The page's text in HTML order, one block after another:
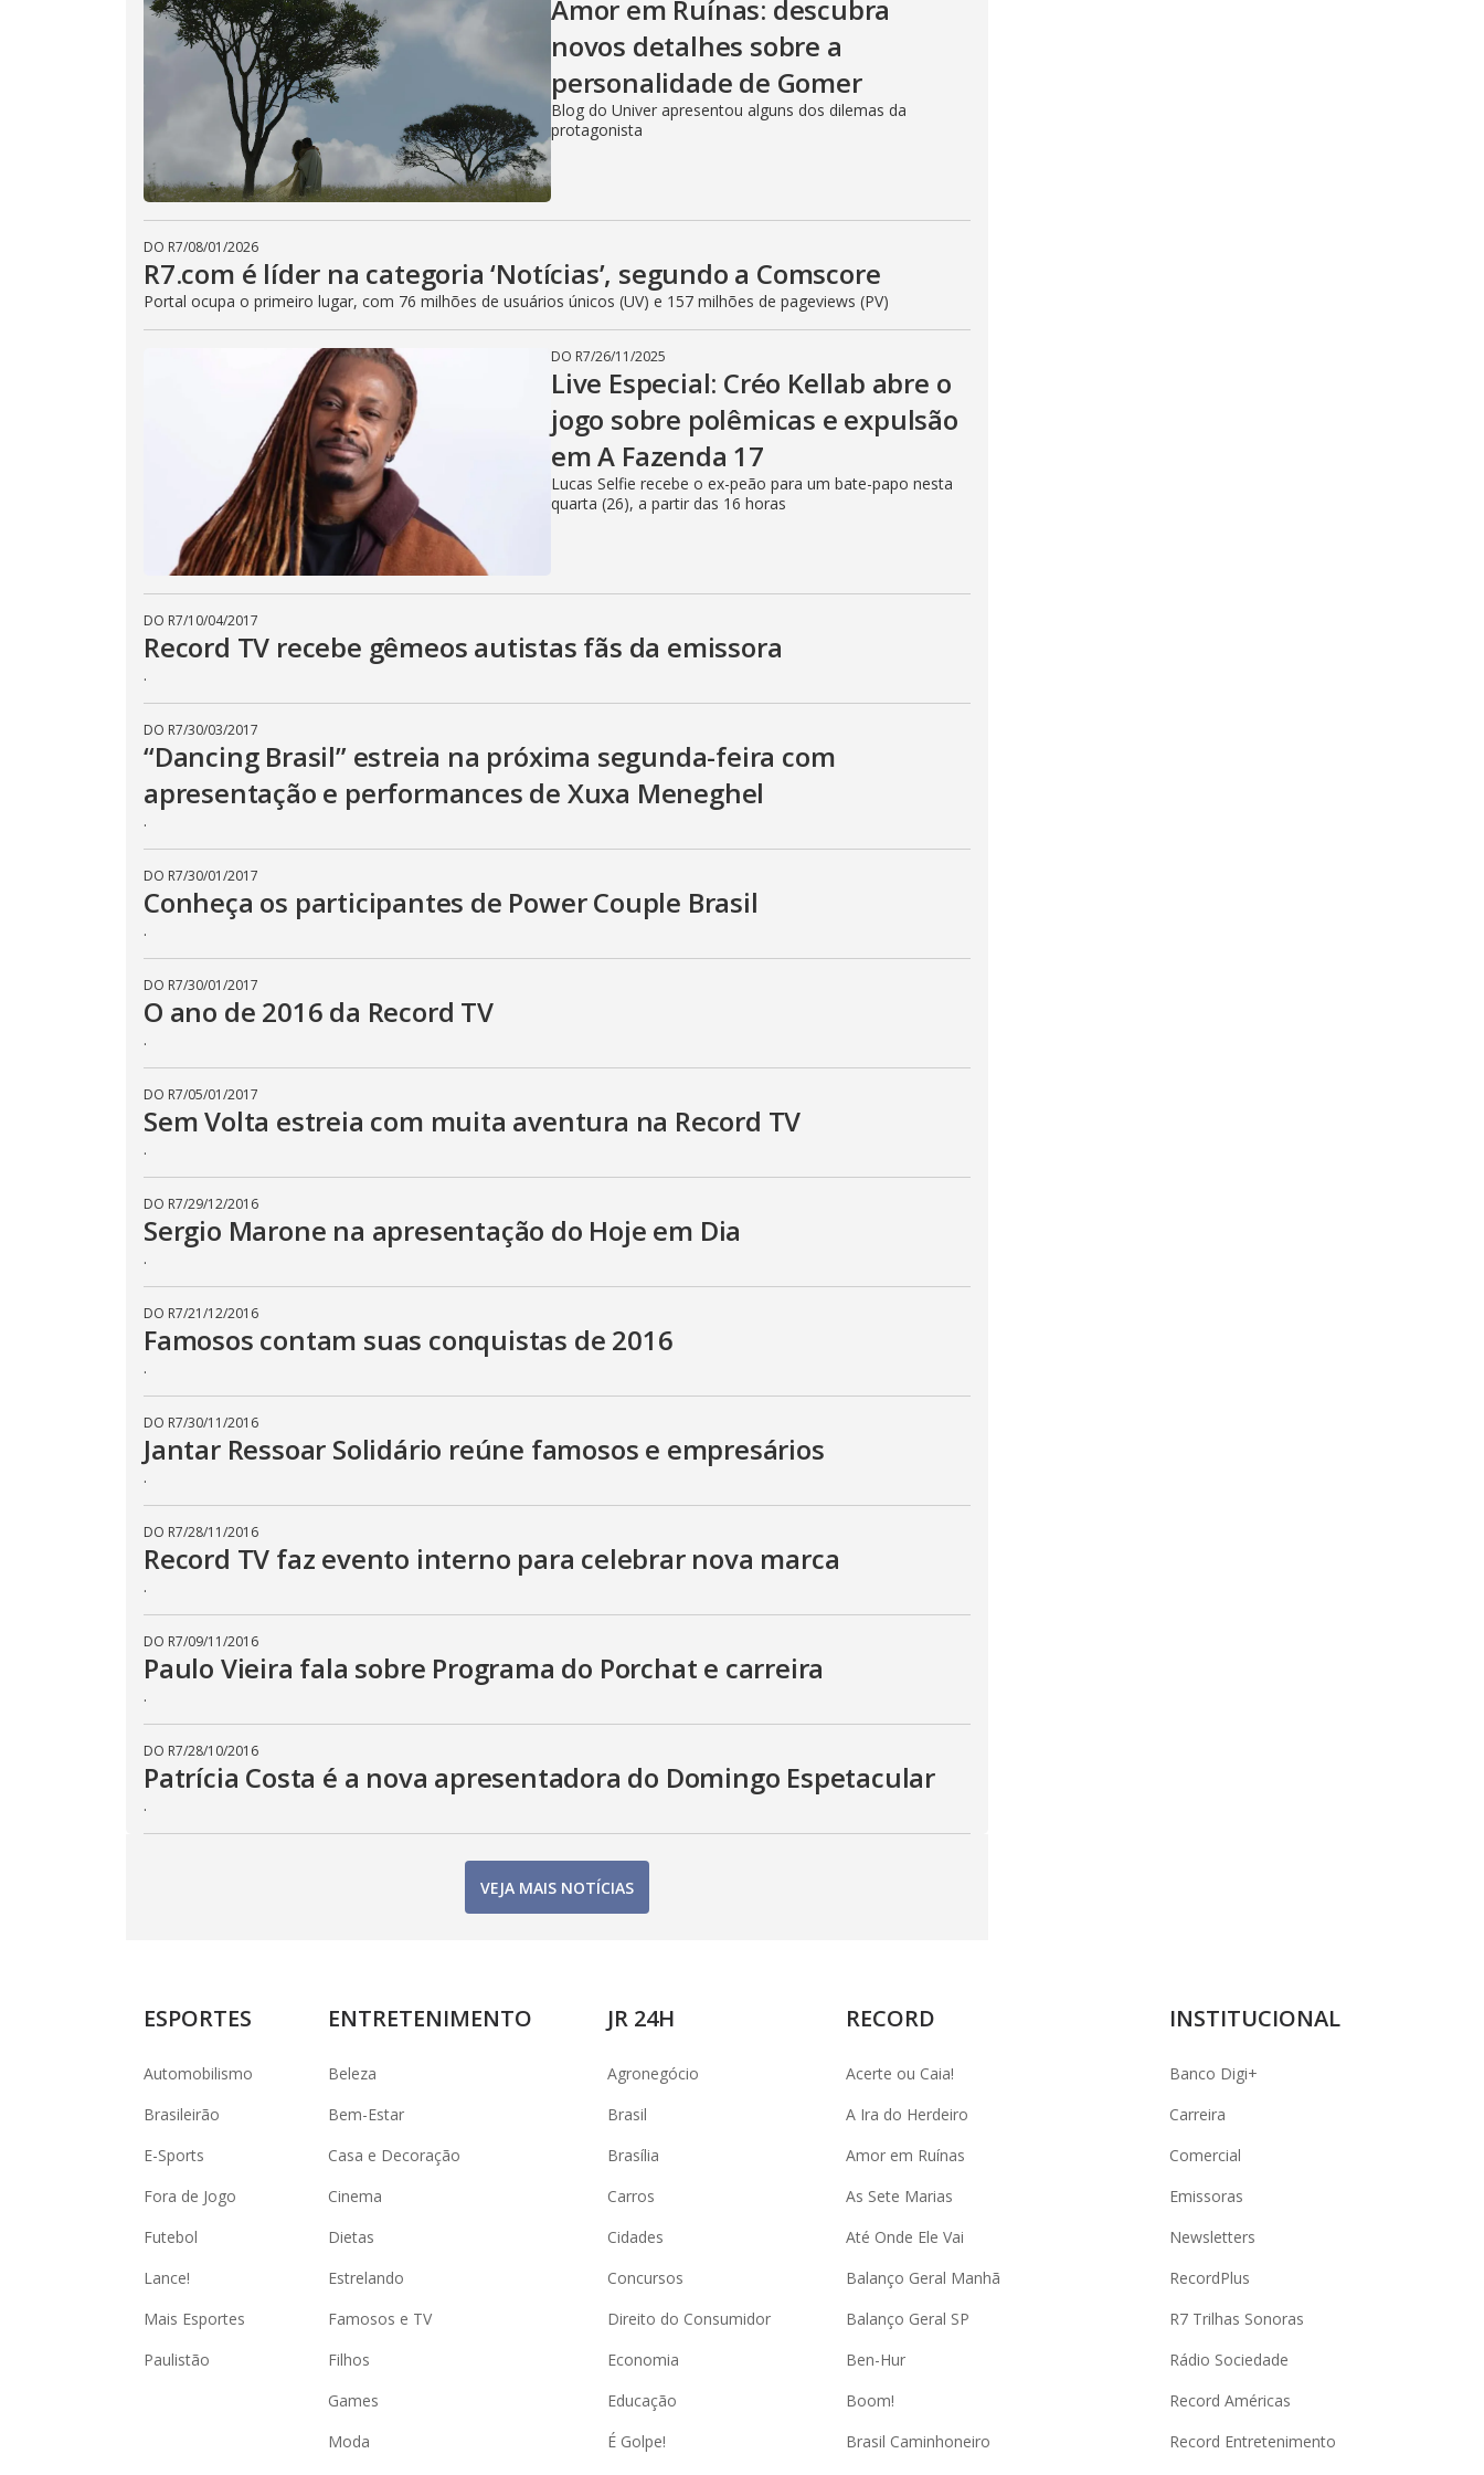
o
Amor em Ruínas: descubra
novos detalhes sobre a
personalidade de Gomer
Blog do Univer apresentou alguns dos dilemas da
protagonista
DO R7/08/01/2026
R7.com é líder na categoria ‘Notícias’, segundo a Comscore
Portal ocupa o primeiro lugar, com 76 milhões de usuários únicos (UV) e 157 milhões de pageviews (PV)
DO R7/26/11/2025
Live Especial: Créo Kellab abre o
jogo sobre polêmicas e expulsão
em A Fazenda 17
Lucas Selfie recebe o ex-peão para um bate-papo nesta
quarta (26), a partir das 16 horas
DO R7/10/04/2017
Record TV recebe gêmeos autistas fãs da emissora
.
DO R7/30/03/2017
“Dancing Brasil” estreia na próxima segunda-feira com
apresentação e performances de Xuxa Meneghel
.
DO R7/30/01/2017
Conheça os participantes de Power Couple Brasil
.
DO R7/30/01/2017
O ano de 2016 da Record TV
.
DO R7/05/01/2017
Sem Volta estreia com muita aventura na Record TV
.
DO R7/29/12/2016
Sergio Marone na apresentação do Hoje em Dia
.
DO R7/21/12/2016
Famosos contam suas conquistas de 2016
.
DO R7/30/11/2016
Jantar Ressoar Solidário reúne famosos e empresários
.
DO R7/28/11/2016
Record TV faz evento interno para celebrar nova marca
.
DO R7/09/11/2016
Paulo Vieira fala sobre Programa do Porchat e carreira
.
DO R7/28/10/2016
Patrícia Costa é a nova apresentadora do Domingo Espetacular
.
VEJA MAIS NOTÍCIAS
ESPORTES
Automobilismo
Brasileirão
E-Sports
Fora de Jogo
Futebol
Lance!
Mais Esportes
Paulistão
ENTRETENIMENTO
Beleza
Bem-Estar
Casa e Decoração
Cinema
Dietas
Estrelando
Famosos e TV
Filhos
Games
Moda
JR 24H
Agronegócio
Brasil
Brasília
Carros
Cidades
Concursos
Direito do Consumidor
Economia
Educação
É Golpe!
RECORD
Acerte ou Caia!
A Ira do Herdeiro
Amor em Ruínas
As Sete Marias
Até Onde Ele Vai
Balanço Geral Manhã
Balanço Geral SP
Ben-Hur
Boom!
Brasil Caminhoneiro
INSTITUCIONAL
Banco Digi+
Carreira
Comercial
Emissoras
Newsletters
RecordPlus
R7 Trilhas Sonoras
Rádio Sociedade
Record Américas
Record Entretenimento